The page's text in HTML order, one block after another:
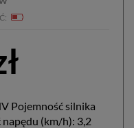
Pojemność silnika
(km/h): 3,2